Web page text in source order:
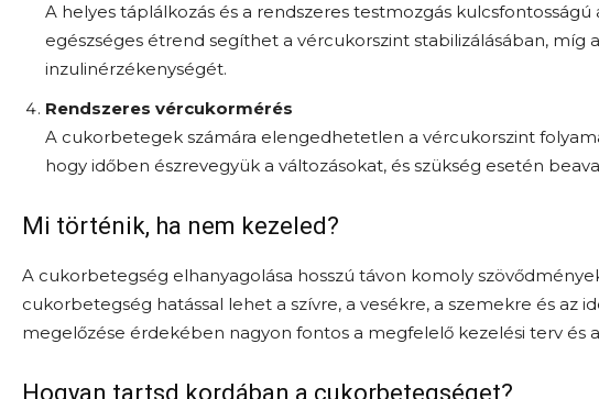
A helyes táplálkozás és a rendszeres testmozgás
egészséges étrend segíthet a vércukorszint stabilizálásában, míg
inzulinérzékenységét.
Rendszeres vércukormérés
A cukorbetegek számára elengedhetetlen a vércukorszint
hogy időben észrevegyük a változásokat, és szükség esetén
Mi történik, ha nem kezeled?
A cukorbetegség elhanyagolása hosszú távon komoly
cukorbetegség hatással lehet a szívre, a vesékre, a szemekre és az
megelőzése érdekében nagyon fontos a megfelelő kezelési terv és
Hogyan tartsd kordában a cukorbetegséget?